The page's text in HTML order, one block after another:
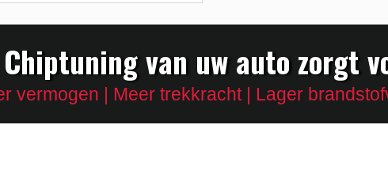
Chiptuning van uw auto zorgt
vermogen | Meer trekkracht | Lager